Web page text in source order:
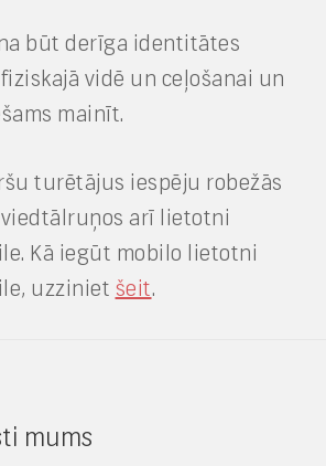
būt derīga identitātes
vidē un ceļošanai un
mainīt.
turētājus iespēju robežās
arī lietotni
Kā iegūt mobilo lietotni
uzziniet šeit.
mums